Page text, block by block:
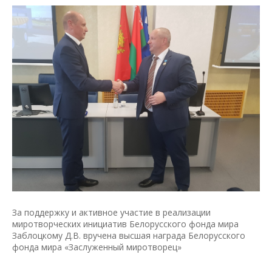
За поддержку и активное участие в реализации
миротворческих инициатив Белорусского фонда мира
Заблоцкому Д.В. вручена высшая награда Белорусского
фонда мира «Заслуженный миротворец»